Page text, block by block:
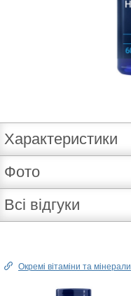
Характеристики
Фото
Всі відгуки
Окремі вітаміни та мінерали